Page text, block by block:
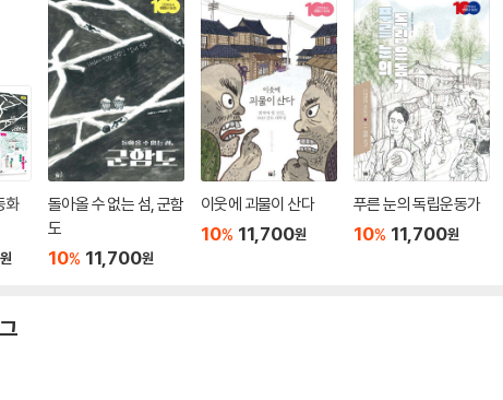
화
원
돌아올 수 없는 섬, 군함
도
10% 11,700원
이웃에 괴물이 산다
10% 11,700원
푸른 눈의 독립운동가
10% 11,700원